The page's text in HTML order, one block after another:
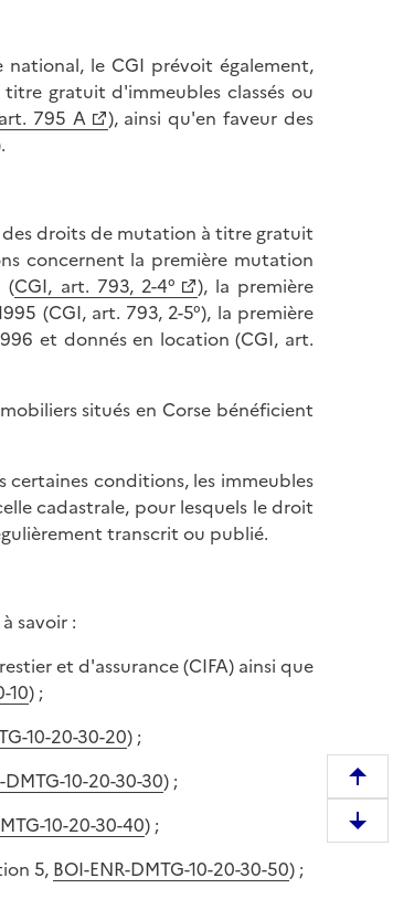
le CGI prévoit également,
gratuit d'immeubles classés ou
795 A
), ainsi qu'en faveur des
des droits de mutation à titre gratuit
concernent la première mutation
(CGI, art. 793, 2-4°
), la première
(CGI, art. 793, 2-5°), la première
et donnés en location (CGI, art.
situés en Corse bénéficient
conditions, les immeubles
cadastrale, pour lesquels le droit
transcrit ou publié.
savoir :
et d'assurance (CIFA) ainsi que
10) ;
10-20-30-20) ;
DMTG-10-20-30-30) ;
10-20-30-40) ;
5, BOI-ENR-DMTG-10-20-30-50) ;
e
m
D